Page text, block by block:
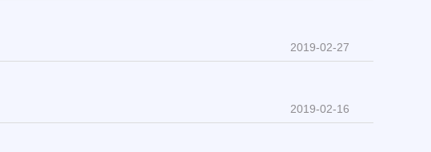
2019-02-27
2019-02-16